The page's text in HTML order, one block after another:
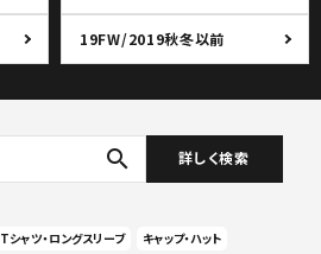
19FW/2019秋冬以前
search 詳しく検索
Tシャツ・ロングスリーブ
キャップ・ハット